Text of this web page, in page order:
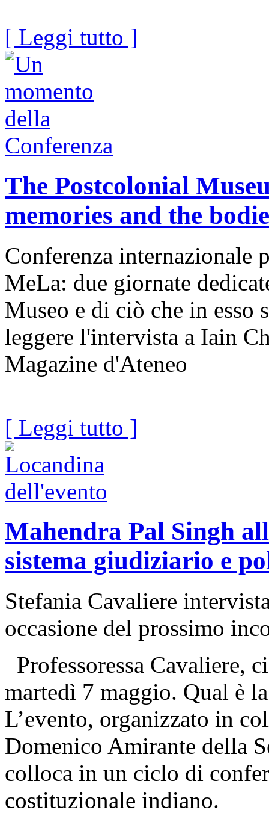
[ Leggi tutto ]
The Postcolonial
memories and the
Conferenza internazionale
MeLa: due giornate
Museo e di ciò che in
leggere l'intervista a Iain
Magazine d'Ateneo
[ Leggi tutto ]
Mahendra Pal Singh
sistema giudiziario e
Stefania Cavaliere
occasione del prossimo
Professoressa Cavaliere,
martedì 7 maggio. Qual è
L’evento, organizzato in
Domenico Amirante della
colloca in un ciclo di
costituzionale indiano.